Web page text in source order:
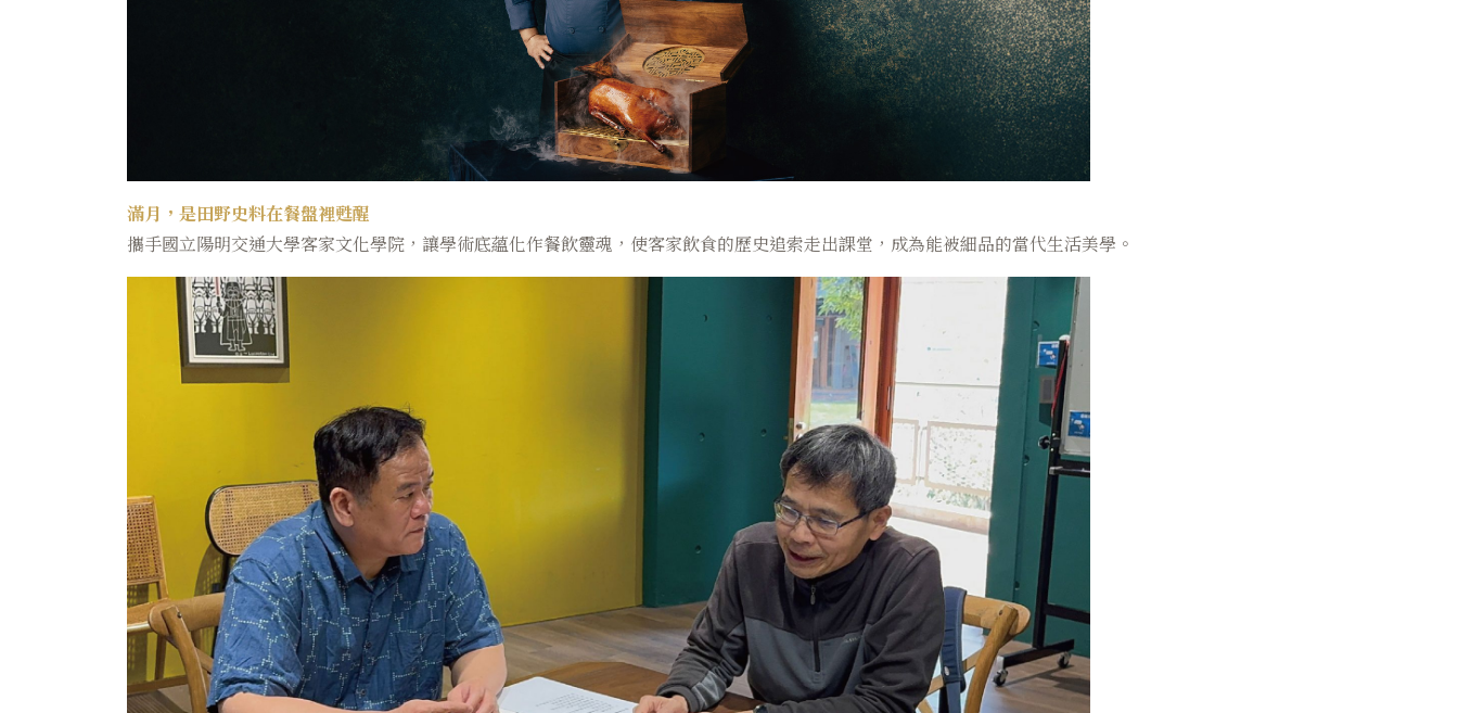
滿月，是田野史料在餐盤裡甦醒
攜手國立陽明交通大學客家文化學院，讓學術底蘊化作餐飲靈魂，使客家飲食的歷史追索走出課堂，成為能被細品的當代生活美學。